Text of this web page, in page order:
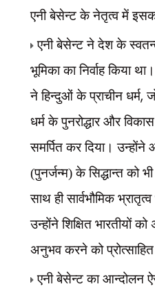
एनी बेसेन्ट के नेतृत्व में
एनी बेसेन्ट ने देश के
भूमिका का निर्वाह किया
ने हिन्दुओं के प्राचीन धर्म,
धर्म के पुनरोद्धार और
समर्पित कर दिया।
(पुनर्जन्म) के सिद्धान्त को
साथ ही सार्वभौमिक
उन्होंने शिक्षित भारतीयों
अनुभव करने को प्रोत्साहित
एनी बेसेन्ट का आन्दोलन